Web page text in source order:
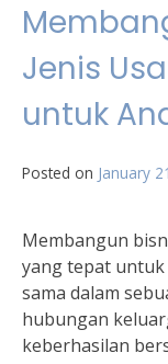
Jenis
untuk
Posted on January
Membangun
yang tepat untuk
sama dalam
hubungan
keberhasilan